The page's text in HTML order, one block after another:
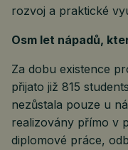
rozvoj a praktické
Osm let nápadů,
Za dobu existence
přijato již 815
nezůstala pouze u
realizovány přímo v
diplomové práce,